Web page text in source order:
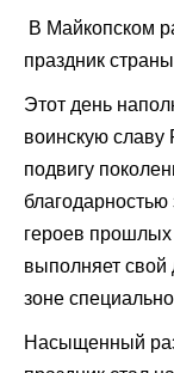
В Майкопском
праздник
Этот день
воинскую славу
подвигу
героев прошлых
выполняет свой
зоне
Насыщенный